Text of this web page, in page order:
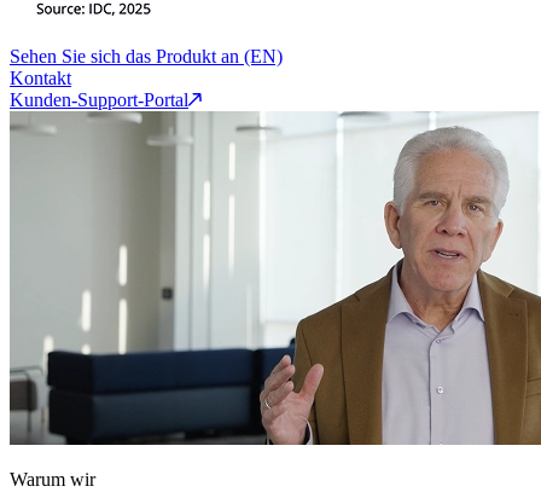
Sehen Sie sich das Produkt an (EN)
Kontakt
Kunden-Support-Portal
Warum wir